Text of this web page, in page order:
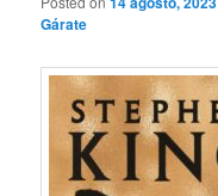
Gárate